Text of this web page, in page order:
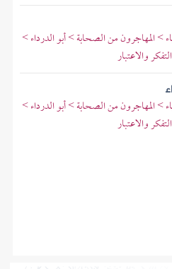
> المهاجرون من الصحابة > أبو الدرداء >
والاعتبار
> المهاجرون من الصحابة > أبو الدرداء >
والاعتبار